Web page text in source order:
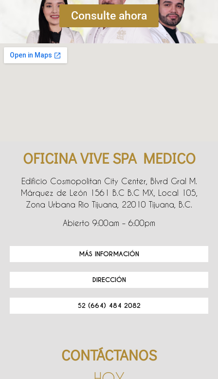
Consulte ahora
OFICINA VIVE SPA MEDICO
Edificio Cosmopolitan City Center, Blvrd Gral M.
Márquez de León 1561 B.C B.C MX, Local 105,
Zona Urbana Rio Tijuana, 22010 Tijuana, B.C.
Abierto 9:00am – 6:00pm
MÁS INFORMACIÓN
DIRECCIÓN
52 (664) 484 2082
CONTÁCTANOS